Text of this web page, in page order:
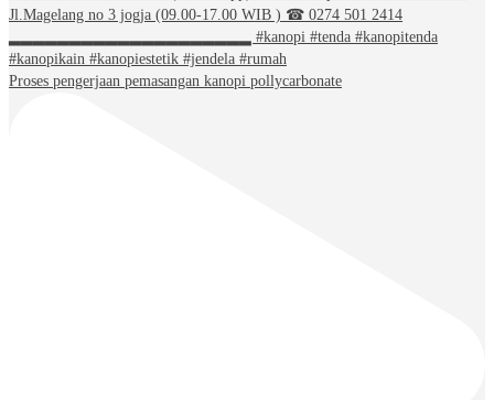
Proses pengerjaan pemasangan kanopi pollycarbonate